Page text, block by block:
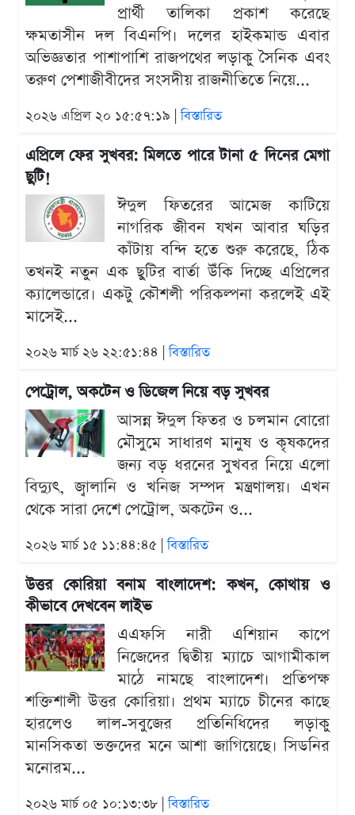
প্রার্থী তালিকা প্রকাশ করেছে
ক্ষমতাসীন দল বিএনপি। দলের হাইকমান্ড এবার
অভিজ্ঞতার পাশাপাশি রাজপথের লড়াকু সৈনিক এবং
তরুণ পেশাজীবীদের সংসদীয় রাজনীতিতে নিয়ে...
২০২৬ এপ্রিল ২০ ১৫:৫৭:১৯ |বিস্তারিত
এপ্রিলে ফের সুখবর: মিলতে পারে টানা ৫ দিনের মেগা
ছুটি!
ঈদুল ফিতরের আমেজ কাটিয়ে
নাগরিক জীবন যখন আবার ঘড়ির
কাঁটায় বন্দি হতে শুরু করেছে, ঠিক
তখনই নতুন এক ছুটির বার্তা উঁকি দিচ্ছে এপ্রিলের
ক্যালেন্ডারে। একটু কৌশলী পরিকল্পনা করলেই এই
মাসেই...
২০২৬ মার্চ ২৬ ২২:৫১:৪৪ |বিস্তারিত
পেট্রোল, অকটেন ও ডিজেল নিয়ে বড় সুখবর
আসন্ন ঈদুল ফিতর ও চলমান বোরো
মৌসুমে সাধারণ মানুষ ও কৃষকদের
জন্য বড় ধরনের সুখবর নিয়ে এলো
বিদ্যুৎ, জ্বালানি ও খনিজ সম্পদ মন্ত্রণালয়। এখন
থেকে সারা দেশে পেট্রোল, অকটেন ও...
২০২৬ মার্চ ১৫ ১১:৪৪:৪৫ |বিস্তারিত
উত্তর কোরিয়া বনাম বাংলাদেশ: কখন, কোথায় ও
কীভাবে দেখবেন লাইভ
এএফসি নারী এশিয়ান কাপে
নিজেদের দ্বিতীয় ম্যাচে আগামীকাল
মাঠে নামছে বাংলাদেশ। প্রতিপক্ষ
শক্তিশালী উত্তর কোরিয়া। প্রথম ম্যাচে চীনের কাছে
হারলেও লাল-সবুজের প্রতিনিধিদের লড়াকু
মানসিকতা ভক্তদের মনে আশা জাগিয়েছে। সিডনির
মনোরম...
২০২৬ মার্চ ০৫ ১০:১৩:৩৮ |বিস্তারিত